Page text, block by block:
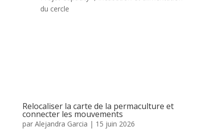
du cercle
Relocaliser la carte de la permaculture et
connecter les mouvements
par Alejandra Garcia | 15 juin 2026